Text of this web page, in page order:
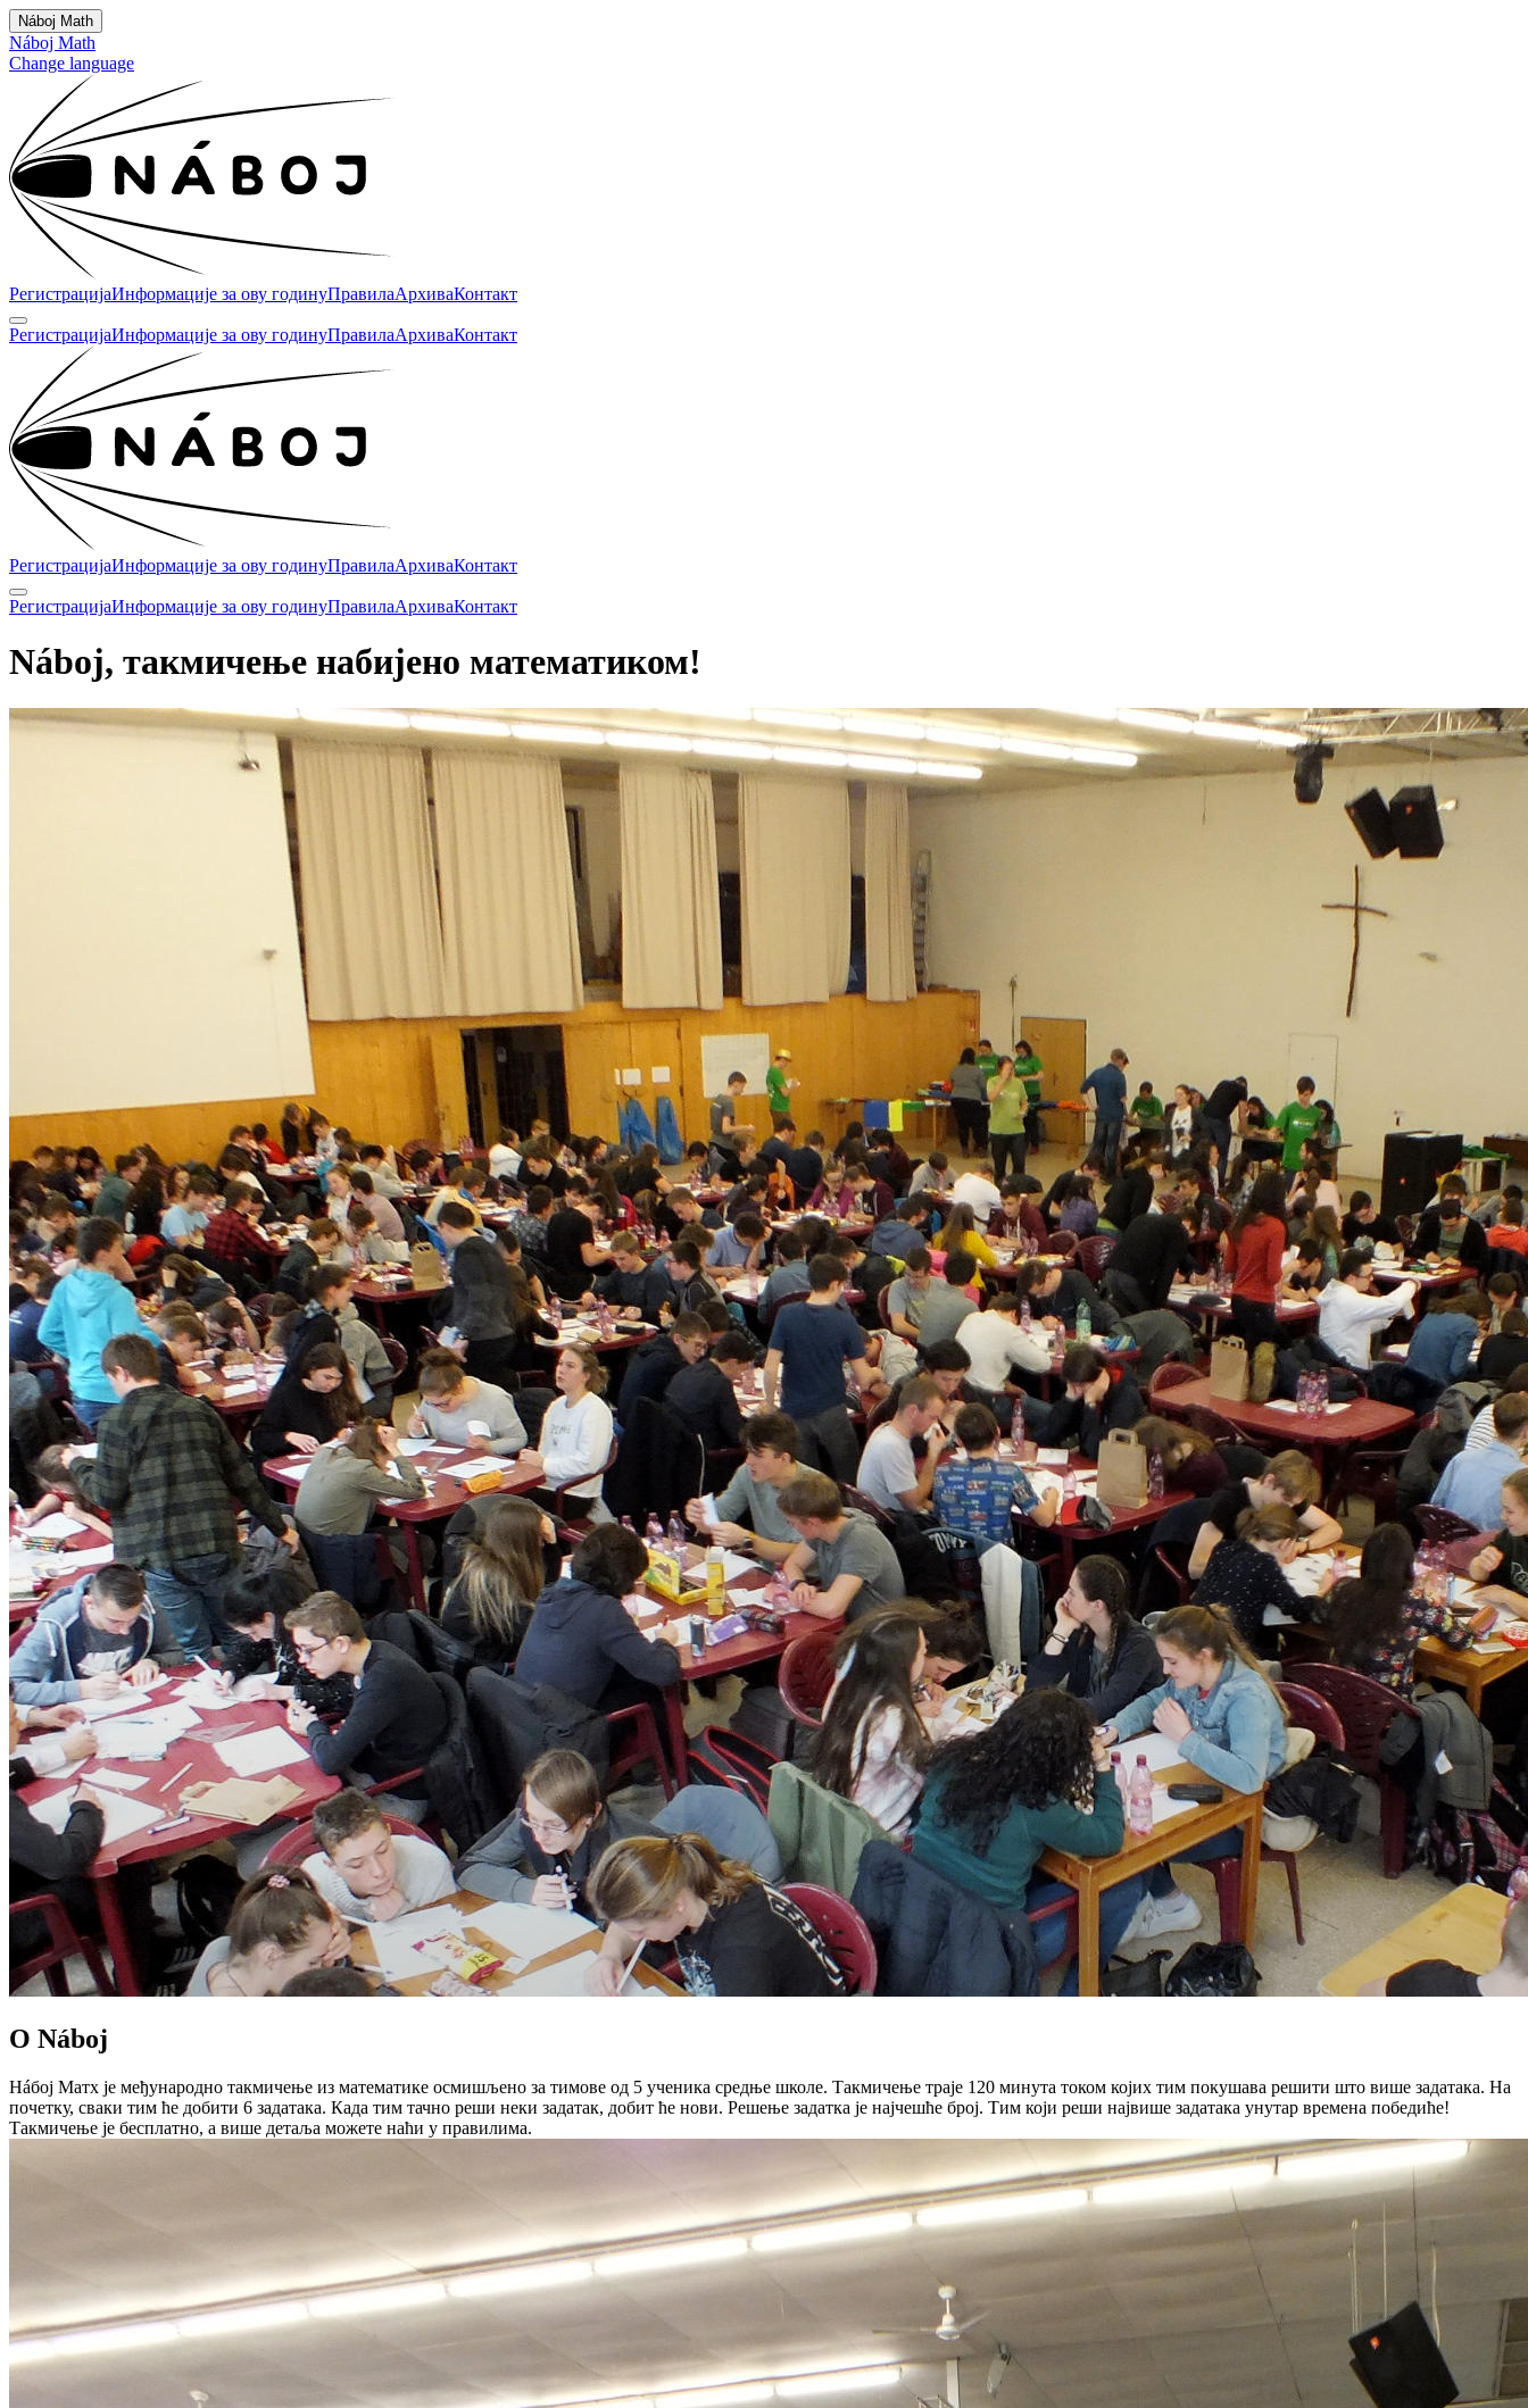
Náboj Math
Náboj Math
Change language
РегистрацијаИнформације за ову годинуПравилаАрхиваКонтакт
РегистрацијаИнформације за ову годинуПравилаАрхиваКонтакт
РегистрацијаИнформације за ову годинуПравилаАрхиваКонтакт
РегистрацијаИнформације за ову годинуПравилаАрхиваКонтакт
Náboj, такмичење набијено математиком!
О Náboj
Нáбој Матх је међународно такмичење из математике осмишљено за тимове од 5 ученика средње школе. Такмичење траје 120 минута током којих тим покушава решити што више задатака. На
почетку, сваки тим ће добити 6 задатака. Када тим тачно реши неки задатак, добит ће нови. Решење задатка је најчешће број. Тим који реши највише задатака унутар времена победиће!
Такмичење је бесплатно, а више детаља можете наћи у правилима.